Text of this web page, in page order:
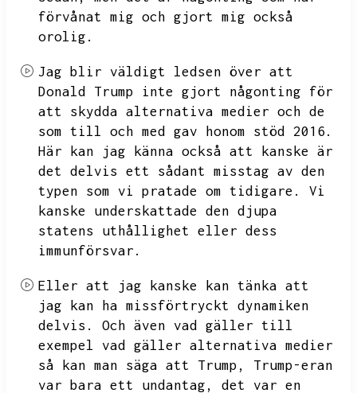
förvånat mig och gjort mig också
orolig.
Jag blir väldigt ledsen över att
Donald Trump inte gjort någonting för
att skydda alternativa medier och de
som till och med gav honom stöd 2016.
Här kan jag känna också att kanske är
det delvis ett sådant misstag av den
typen som vi pratade om tidigare.
Vi
kanske underskattade den djupa
statens uthållighet eller dess
immunförsvar.
Eller att jag kanske kan tänka att
jag kan ha missförtryckt dynamiken
delvis.
Och även vad gäller till
exempel vad gäller alternativa medier
så kan man säga att Trump,
Trump-eran
var bara ett undantag,
det var en